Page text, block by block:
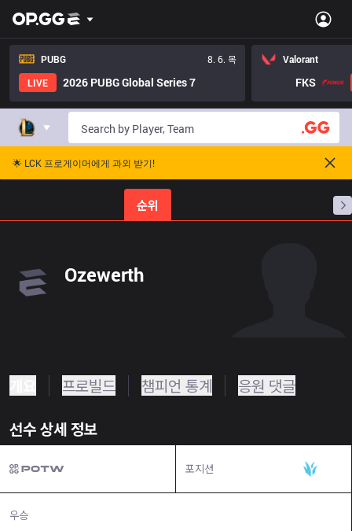
PUBG
8. 6. 목
LIVE
2026 PUBG Global Series 7
Valorant
FKS
🌟 LCK 프로게이머에게 과외 받기!
순위 프로빌
Ozewerth
프로빌드 챔피언 통계 응원 댓글
선수 상세 정보
포지션
우승